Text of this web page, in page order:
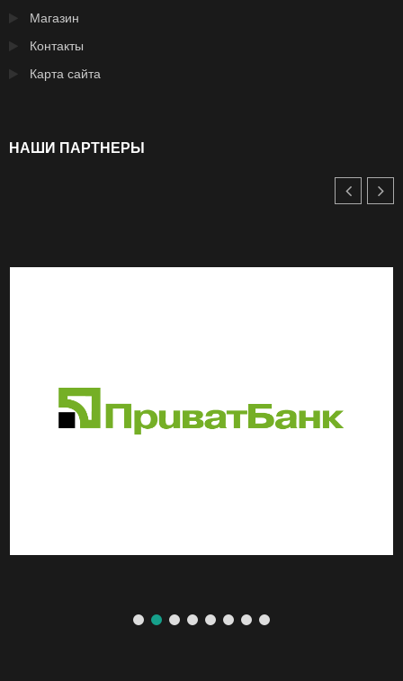
Магазин
Контакты
Карта сайта
НАШИ ПАРТНЕРЫ